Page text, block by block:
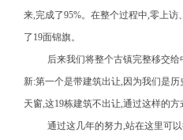
来,完成了95%。在整个过程中,零上
了19面锦旗。
后来我们将整个古镇完整移交
新:第一个是带建筑出让,因为我们是
天窗,这19栋建筑不出让,通过这样的方
通过这几年的努力,站在这里可